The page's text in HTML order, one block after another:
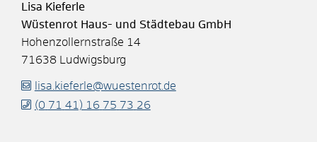
Lisa Kieferle
Wüstenrot Haus- und Städtebau GmbH
Hohenzollernstraße 14
71638
Ludwigsburg
lisa.kieferle@wuestenrot.de
(0 71 41) 16 75 73 26